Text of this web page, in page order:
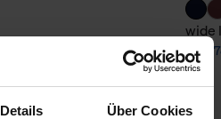
Details Über Cookies
wide
from